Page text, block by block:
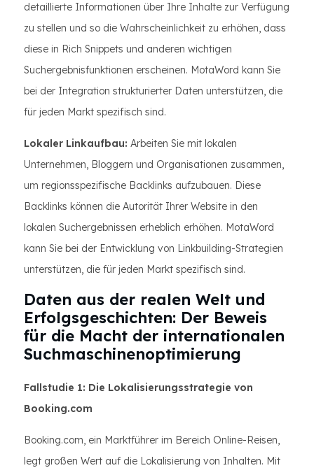
detaillierte Informationen über Ihre Inhalte zur Verfügung
zu stellen und so die Wahrscheinlichkeit zu erhöhen, dass
diese in Rich Snippets und anderen wichtigen
Suchergebnisfunktionen erscheinen. MotaWord kann Sie
bei der Integration strukturierter Daten unterstützen, die
für jeden Markt spezifisch sind.
Lokaler Linkaufbau: Arbeiten Sie mit lokalen
Unternehmen, Bloggern und Organisationen zusammen,
um regionsspezifische Backlinks aufzubauen. Diese
Backlinks können die Autorität Ihrer Website in den
lokalen Suchergebnissen erheblich erhöhen. MotaWord
kann Sie bei der Entwicklung von Linkbuilding-Strategien
unterstützen, die für jeden Markt spezifisch sind.
Daten aus der realen Welt und
Erfolgsgeschichten: Der Beweis
für die Macht der internationalen
Suchmaschinenoptimierung
Fallstudie 1: Die Lokalisierungsstrategie von
Booking.com
Booking.com, ein Marktführer im Bereich Online-Reisen,
legt großen Wert auf die Lokalisierung von Inhalten. Mit